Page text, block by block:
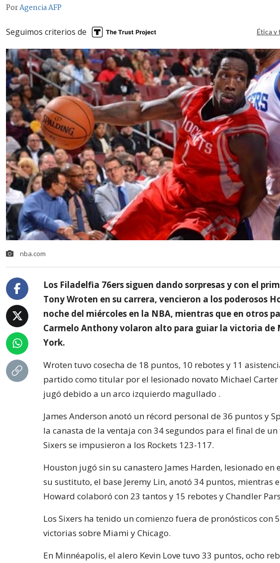
PorAgencia AFP
Seguimos criterios de Ética y
nba.com
Los Filadelfia 76ers siguen dando sorpresas y con el
Tony Wroten en su carrera, vencieron a los poderosos
noche del miércoles en la NBA, mientras que en otros
Carmelo Anthony volaron alto para guiar la victoria de
York.
Wroten tuvo cosecha de 18 puntos, 10 rebotes y 11
partido como titular por el lesionado novato Michael
jugó debido a un arco izquierdo magullado .
James Anderson anotó un récord personal de 36 puntos y
la canasta de la ventaja con 34 segundos para el final de
Sixers se impusieron a los Rockets 123-117.
Houston jugó sin su canastero James Harden, lesionado
su sustituto, el base Jeremy Lin, anotó 34 puntos, mientras
Howard colaboró con 23 tantos y 15 rebotes y Chandler
Los Sixers ha tenido un comienzo fuera de pronósticos con
victorias sobre Miami y Chicago.
En Minnéapolis, el alero Kevin Love tuvo 33 puntos, ocho